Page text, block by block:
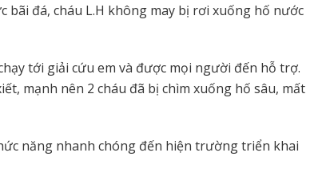
bãi đá, cháu L.H không may bị rơi xuống hố nước
tới giải cứu em và được mọi người đến hỗ trợ.
mạnh nên 2 cháu đã bị chìm xuống hố sâu, mất
năng nhanh chóng đến hiện trường triển khai